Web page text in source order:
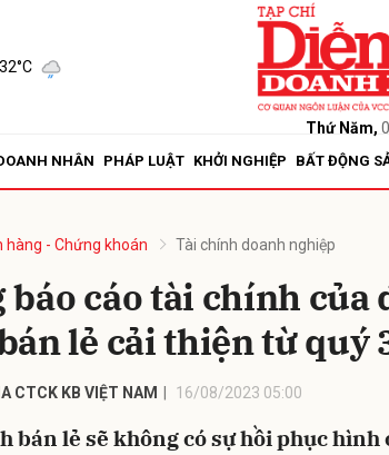
Thứ Năm,
NHÂN PHÁP LUẬT KHỞI NGHIỆP BẤT ĐỘNG
hàng - Chứng khoán Tài chính doanh nghiệp
báo cáo tài chính của
lẻ cải thiện từ quý
CTCK KB VIỆT NAM 16/08/2023 05:00
bán lẻ sẽ không có sự hồi phục hình